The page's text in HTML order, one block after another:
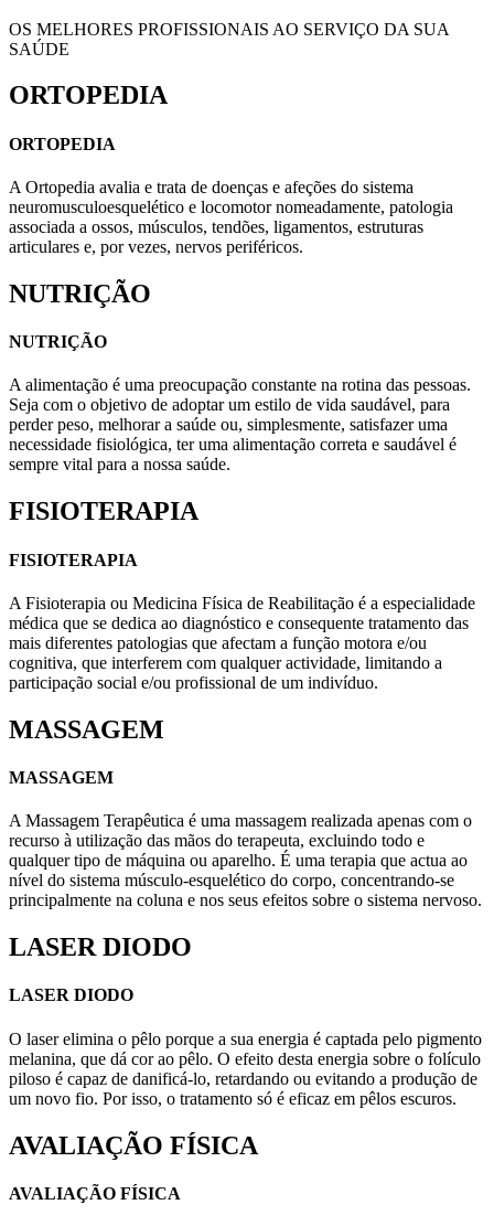
OS MELHORES PROFISSIONAIS AO SERVIÇO DA SUA
SAÚDE
ORTOPEDIA
ORTOPEDIA
A Ortopedia avalia e trata de doenças e afeções do sistema
neuromusculoesquelético e locomotor nomeadamente, patologia
associada a ossos, músculos, tendões, ligamentos, estruturas
articulares e, por vezes, nervos periféricos.
NUTRIÇÃO
NUTRIÇÃO
A alimentação é uma preocupação constante na rotina das pessoas.
Seja com o objetivo de adoptar um estilo de vida saudável, para
perder peso, melhorar a saúde ou, simplesmente, satisfazer uma
necessidade fisiológica, ter uma alimentação correta e saudável é
sempre vital para a nossa saúde.
FISIOTERAPIA
FISIOTERAPIA
A Fisioterapia ou Medicina Física de Reabilitação é a especialidade
médica que se dedica ao diagnóstico e consequente tratamento das
mais diferentes patologias que afectam a função motora e/ou
cognitiva, que interferem com qualquer actividade, limitando a
participação social e/ou profissional de um indivíduo.
MASSAGEM
MASSAGEM
A Massagem Terapêutica é uma massagem realizada apenas com o
recurso à utilização das mãos do terapeuta, excluindo todo e
qualquer tipo de máquina ou aparelho. É uma terapia que actua ao
nível do sistema músculo-esquelético do corpo, concentrando-se
principalmente na coluna e nos seus efeitos sobre o sistema nervoso.
LASER DIODO
LASER DIODO
O laser elimina o pêlo porque a sua energia é captada pelo pigmento
melanina, que dá cor ao pêlo. O efeito desta energia sobre o folículo
piloso é capaz de danificá-lo, retardando ou evitando a produção de
um novo fio. Por isso, o tratamento só é eficaz em pêlos escuros.
AVALIAÇÃO FÍSICA
AVALIAÇÃO FÍSICA